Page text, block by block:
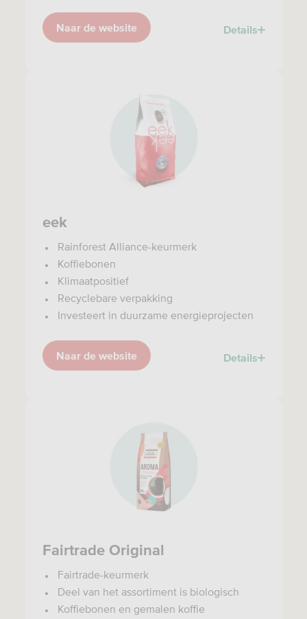
Naar de website Details
eek
Rainforest Alliance-keurmerk
Koffiebonen
Klimaatpositief
Recyclebare verpakking
Investeert in duurzame energieprojecten
Naar de website Details
Fairtrade Original
Fairtrade-keurmerk
Deel van het assortiment is biologisch
Koffiebonen en gemalen koffie